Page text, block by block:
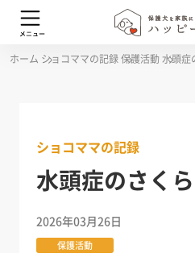
ホーム ショコママの記録保護活動 水頭症
ショコママの記録
水頭症のさく
2026年03月26日
保護活動